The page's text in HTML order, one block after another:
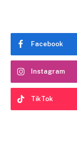
Facebook
Instagram
TikTok